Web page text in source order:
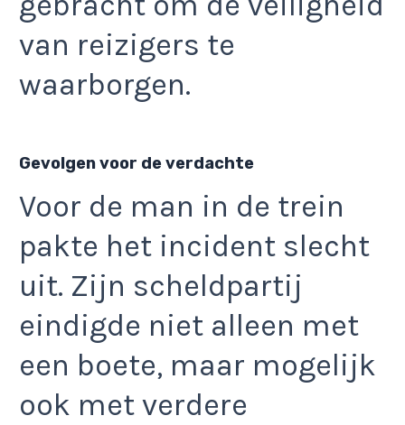
van reizigers te
waarborgen.
Gevolgen voor de verdachte
Voor de man in de trein
pakte het incident slecht
uit. Zijn scheldpartij
eindigde niet alleen met
een boete, maar mogelijk
ook met verdere